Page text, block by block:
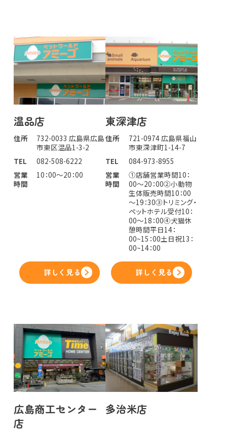
温品店
住所
732-0033 広島県広島
市東区温品1-3-2
TEL
082-508-6222
営業
時間
10：00～20：00
詳しく見る
東深津店
住所
721-0974 広島県福山
市東深津町1-14-7
TEL
084-973-8955
営業
時間
①店舗営業時間10：
00～20：00②小動物
生体販売時間10：00
～19：30③トリミング・
ペットホテル受付10：
00～18：00④犬猫休
憩時間平日14：
00~15：00土日祝13：
00~14：00
詳しく見る
広島商工センター
店
多治米店